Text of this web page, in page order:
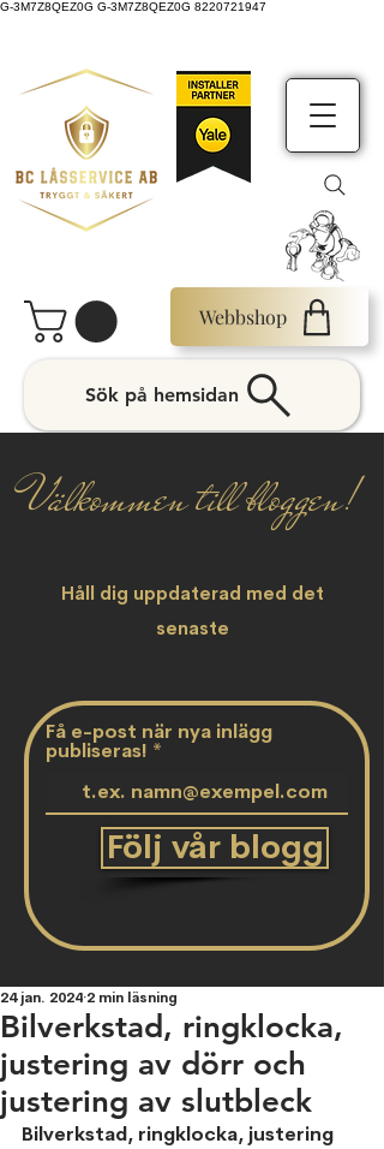
G-3M7Z8QEZ0G G-3M7Z8QEZ0G 8220721947
Webbshop
Sök på hemsidan
Välkommen till bloggen!
Håll dig uppdaterad med det
senaste
Få e-post när nya inlägg
publiseras!
Följ vår blogg
Bilverkstad, ringklocka,
justering av dörr och
justering av slutbleck
24 jan. 2024 2 min läsning
Bilverkstad, ringklocka, justering